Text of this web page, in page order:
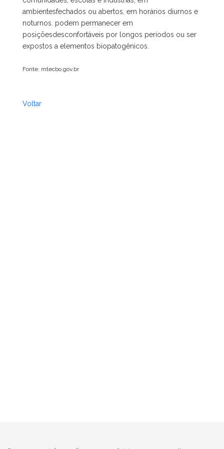
ambientesfechados ou abertos, em horários diurnos e
noturnos. podem permanecer em
posiçõesdesconfortáveis por longos períodos ou ser
expostos a elementos biopatogênicos.
Fonte: mtecbo.gov.br
Voltar